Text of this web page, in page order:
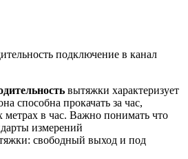
подключение в канал
вытяжки характеризует
способна прокачать за час,
метрах в час. Важно понимать что
измерений
свободный выход и под